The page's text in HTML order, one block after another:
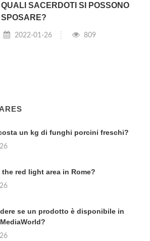
QUALI SACERDOTI SI POSSONO
SPOSARE?
2022-01-26 809
un kg di funghi porcini freschi?
the red light area in Rome?
se un prodotto è disponibile in